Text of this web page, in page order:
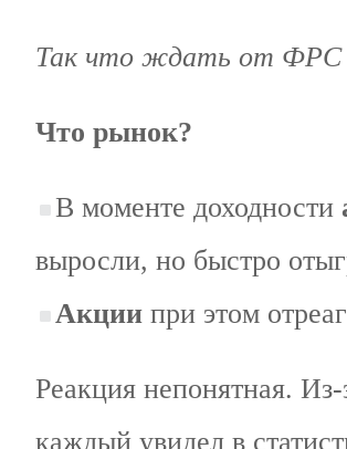
Так что ждать от ФРС
Что рынок?
В моменте доходности
выросли, но быстро
Акции при этом
Реакция непонятная.
каждый увидел в